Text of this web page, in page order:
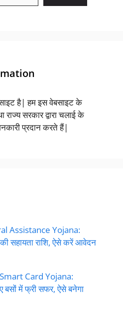
है| हम इस वेबसाइट के
सरकार द्वारा चलाई के
प्रदान करते हैं|
Assistance Yojana:
सहायता राशि, ऐसे करें आवेदन
Card Yojana:
बसों में फ्री सफर, ऐसे बनेगा